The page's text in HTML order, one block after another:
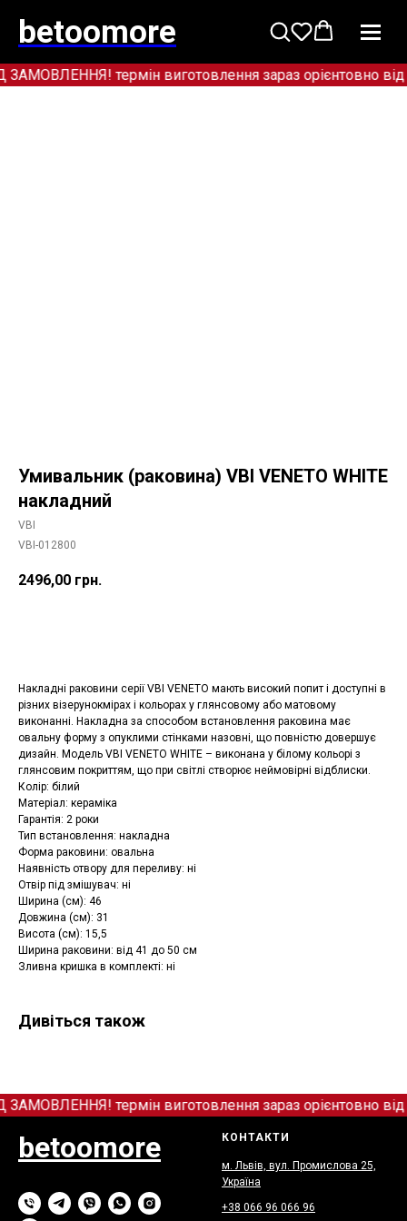
betoomore
термін виготовлення зараз орієнтовно від
Умивальник (раковина) VBI VENETO WHITE
накладний
VBI
VBI-012800
2496,00 грн.
Накладні раковини серії VBI VENETO мають високий попит і доступні в
різних візерунокмірах і кольорах у глянсовому або матовому
виконанні. Накладна за способом встановлення раковина має
овальну форму з опуклими стінками назовні, що повністю довершує
дизайн. Модель VBI VENETO WHITE – виконана у білому кольорі з
глянсовим покриттям, що при світлі створює неймовірні відблиски.
Колір: білий
Матеріал: кераміка
Гарантія: 2 роки
Тип встановлення: накладна
Форма раковини: овальна
Наявність отвору для переливу: ні
Отвір під змішувач: ні
Ширина (см): 46
Довжина (см): 31
Висота (см): 15,5
Ширина раковини: від 41 до 50 см
Зливна кришка в комплекті: ні
Дивіться також
термін виготовлення зараз орієнтовно від
betoomore КОНТАКТИ
м. Львів, вул. Промислова 25,
Україна
+38 066 96 066 96